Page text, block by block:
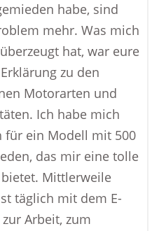
habe, sind
mehr. Was mich
hat, war eure
zu den
Motorarten und
Ich habe mich
für ein Modell mit 500
das mir eine tolle
Mittlerweile
täglich mit dem E-
Arbeit, zum